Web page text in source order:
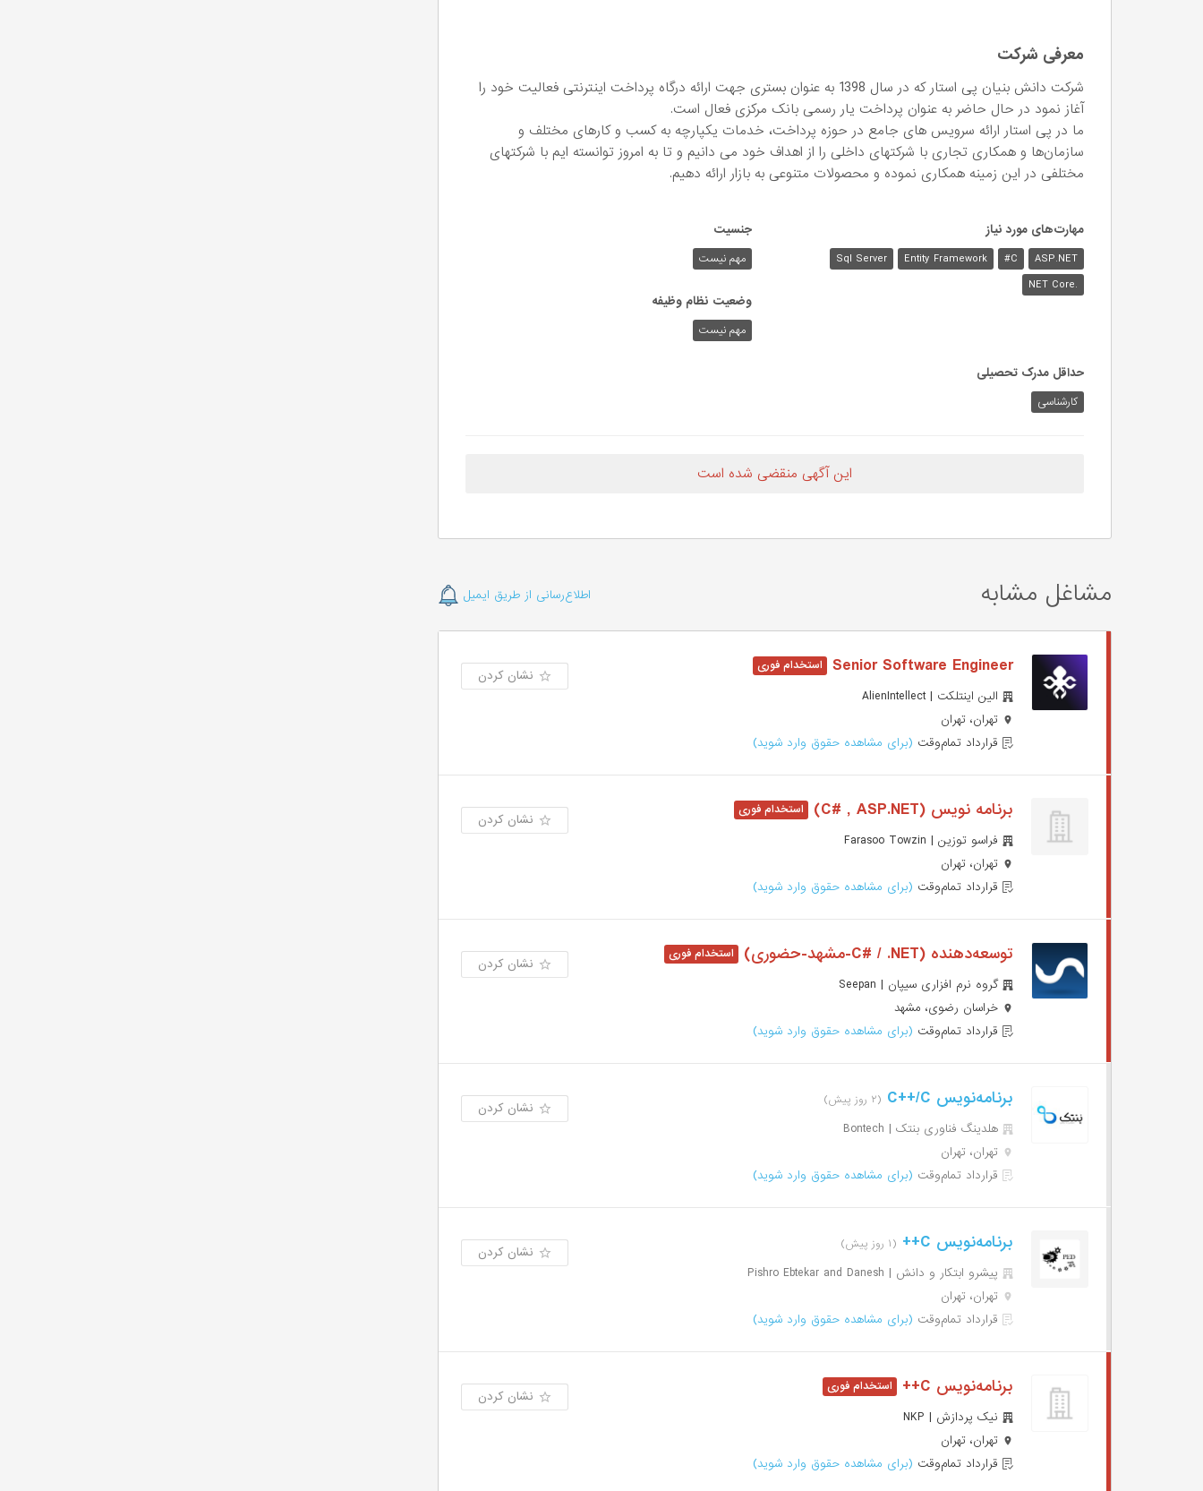
معرفی شرکت
شرکت دانش بنیان پی استار که در سال 1398 به عنوان بستری جهت ارائه درگاه پرداخت اینترنتی فعالیت خود را
آغاز نمود در حال حاضر به عنوان پرداخت یار رسمی بانک مرکزی فعال است.
ما در پی استار ارائه سرویس های جامع در حوزه پرداخت، خدمات یکپارچه به کسب و کارهای مختلف و
سازمان‌ها و همکاری تجاری با شرکتهای داخلی را از اهداف خود می دانیم و تا به امروز توانسته ایم با شرکتهای
مختلفی در این زمینه همکاری نموده و محصولات متنوعی به بازار ارائه دهیم.
مهارت‌های مورد نیاز
ASP.NET
C#
Entity Framework
Sql Server
.NET Core
جنسیت
مهم نیست
وضعیت نظام وظیفه
مهم‌ نیست
حداقل مدرک تحصیلی
کارشناسی
این آگهی منقضی شده است
مشاغل مشابه اطلاع‌رسانی از طریق ایمیل
Senior Software Engineer
الین اینتلکت | AlienIntellect
تهران، تهران
قرارداد تمام‌وقت (برای مشاهده حقوق وارد شوید)
نشان کردن
برنامه نویس (C# , ASP.NET)
فراسو توزین | Farasoo Towzin
تهران، تهران
قرارداد تمام‌وقت (برای مشاهده حقوق وارد شوید)
نشان کردن
توسعه‌دهنده (C# / .NET-مشهد-حضوری)
گروه نرم افزاری سیپان | Seepan
خراسان رضوی، مشهد
قرارداد تمام‌وقت (برای مشاهده حقوق وارد شوید)
نشان کردن
برنامه‌نویس C++/C (۲ روز پیش)
هلدینگ فناوری بنتک | Bontech
تهران، تهران
قرارداد تمام‌وقت (برای مشاهده حقوق وارد شوید)
نشان کردن
برنامه‌نویس C++ (۱ روز پیش)
پیشرو ابتکار و دانش | Pishro Ebtekar and Danesh
تهران، تهران
قرارداد تمام‌وقت (برای مشاهده حقوق وارد شوید)
نشان کردن
برنامه‌نویس C++
نیک پردازش | NKP
تهران، تهران
قرارداد تمام‌وقت (برای مشاهده حقوق وارد شوید)
نشان کردن